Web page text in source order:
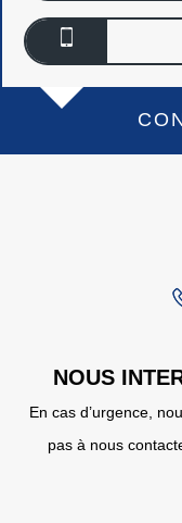
NOUS
En cas d’urgence,
pas à nous